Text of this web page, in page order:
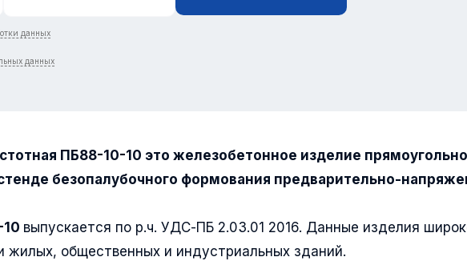
данных
данных
ПБ88-10-10 это железобетонное изделие
безопалубочного формования предварительно-
выпускается по р.ч. УДС-ПБ 2.03.01 2016. Данные изделия
жилых, общественных и индустриальных зданий.